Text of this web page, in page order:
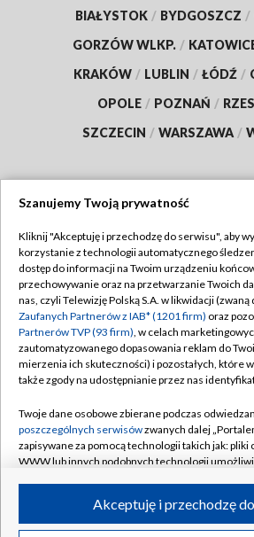
BIAŁYSTOK / BYDGOSZCZ /
GORZÓW WLKP. /
KRAKÓW / LUBLIN / ŁÓDŹ /
OPOLE / POZNAŃ /
SZCZECIN / WARSZAWA /
TVP
Abonament TVP
Emisja w TVP
Centrum informacji TVP
Naziemna Telewizja Cyfrowa
Rada Programowa
System NOS
Informacje o nadawcy
Program dla prasy
Regulamin TVP
Polityka
Moje zgody
Pomoc
Kontakt
Kanały
©2026 Telewizja Polska S.A.
Szanujemy Twoją prywatność
Kliknij "Akceptuję i przechodzę do serwisu", aby
korzystanie z technologii automatycznego
dostęp do informacji na Twoim urządzeniu
przechowywanie oraz na przetwarzanie Twoich
nas, czyli Telewizję Polską S.A. w likwidacji (zwaną
Zaufanych Partnerów z IAB* (1201 firm) oraz
Partnerów TVP (93 firm), w celach
zautomatyzowanego dopasowania reklam do
mierzenia ich skuteczności) i pozostałych, które
także zgody na udostępnianie przez nas
Twoje dane osobowe zbierane podczas
poszczególnych serwisówzwanych dalej
zapisywane za pomocą technologii takich jak:
WWW lub innych podobnych technologii
ruchu w Internecie.Akceptuję i przechodzę